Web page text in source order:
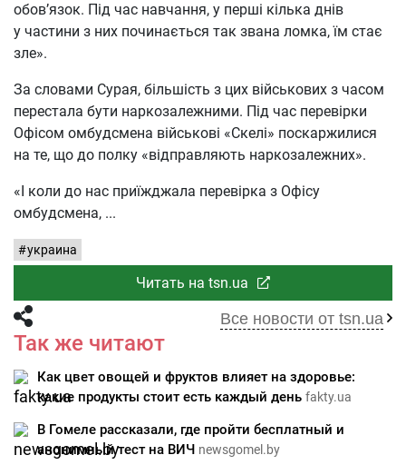
обов’язок. Під час навчання, у перші кілька днів
у частини з них починається так звана ломка, їм стає
зле».
За словами Сурая, більшість з цих військових з часом
перестала бути наркозалежними. Під час перевірки
Офісом омбудсмена військові «Скелі» поскаржилися
на те, що до полку «відправляють наркозалежних».
«І коли до нас приїжджала перевірка з Офісу
омбудсмена,
украина
Читать на tsn.ua
Все новости от tsn.ua
Так же читают
Как цвет овощей и фруктов влияет на здоровье:
какие продукты стоит есть каждый день fakty.ua
В Гомеле рассказали, где пройти бесплатный и
анонимный тест на ВИЧ newsgomel.by